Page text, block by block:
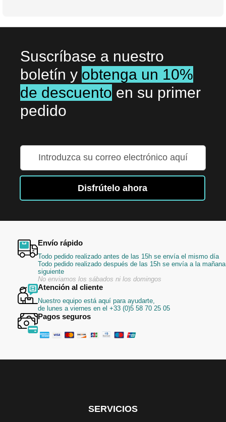
Suscríbase a nuestro
boletín y obtenga un 10%
de descuento en su primer
pedido
nuestro
de
Disfrútelo ahora
Envío rápido
Todo pedido realizado antes de las 15h se envía el mismo día
Todo pedido realizado después de las 15h se envía a la mañana
siguiente
No enviamos los sábados ni los domingos
Atención al cliente
Nuestro equipo está aquí para ayudarte,
de lunes a viernes en el +33 (0)5 58 70 25 05
Pagos seguros
SERVICIOS